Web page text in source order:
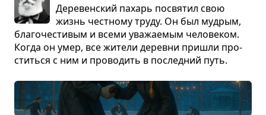
Дере­вен­ский пахарь посвя­тил свою
жизнь чест­ному труду. Он был муд­рым,
бла­го­че­сти­вым и всеми ува­жа­е­мым чело­ве­ком.
Когда он умер, все жители деревни при­шли про­
ститься с ним и про­во­дить в послед­ний путь.